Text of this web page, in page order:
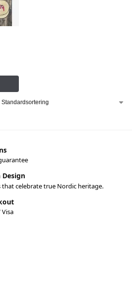
celebrate true Nordic heritage.